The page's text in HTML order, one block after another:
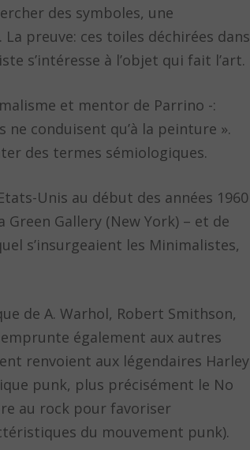
des symboles, une
preuve: ces toiles déchirées dans
s’intéresse à l’objet qui fait l’art.
et mentor de Parrino -:
ne conduisent qu’à la peinture ».
des termes sémiologiques.
Unis au début des années 1960
Gallery (New York) – et de
s’insurgeaient les Minimalistes,
de A. Warhol, Robert Smithson,
également aux autres
renvoient aux légendaires Harley
punk, plus précisément le No
au rock pour favoriser
du mouvement punk).